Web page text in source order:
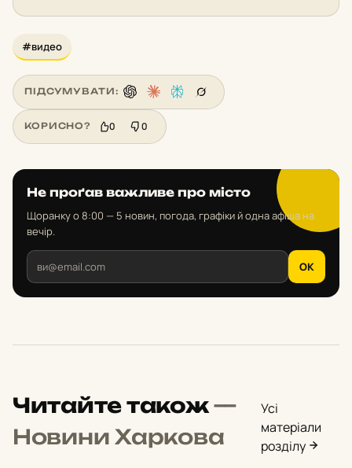
#видео
ПІДСУМУВАТИ:
КОРИСНО? 0 0
Не проґав важливе про місто
Щоранку о 8:00 — 5 новин, погода, графіки й одна афіша на
вечір.
OK
Читайте також—
Новини Харкова
Усі
матеріали
розділу